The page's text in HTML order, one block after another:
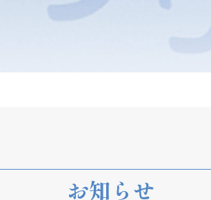
お知らせ